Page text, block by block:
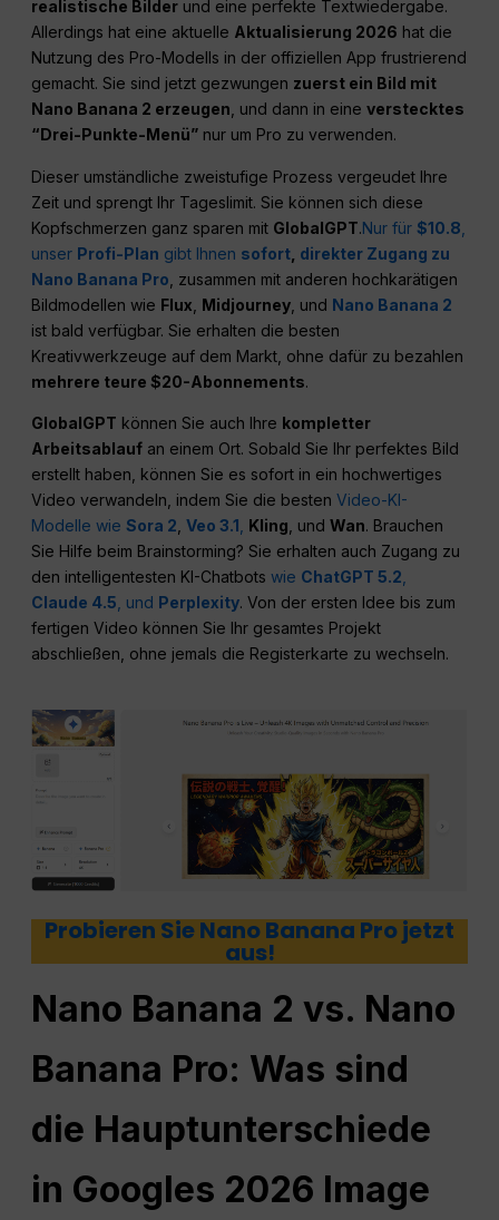
realistische Bilder und eine perfekte Textwiedergabe.
Allerdings hat eine aktuelle Aktualisierung 2026 hat die
Nutzung des Pro-Modells in der offiziellen App frustrierend
gemacht. Sie sind jetzt gezwungen zuerst ein Bild mit
Nano Banana 2 erzeugen , und dann in eineverstecktes
“Drei-Punkte-Menü” nur um Pro zu verwenden.
Dieser umständliche zweistufige Prozess vergeudet Ihre
Zeit und sprengt Ihr Tageslimit. Sie können sich diese
Kopfschmerzen ganz sparen mit GlobalGPT.Nur für$10.8
unser Profi-Plan gibt Ihnen sofort direkter Zugang zu
Nano Banana Pro , zusammen mit anderen hochkarätigen
Bildmodellen wie Flux Midjourney , und Nano Banana 2
ist bald verfügbar. Sie erhalten die besten
Kreativwerkzeuge auf dem Markt, ohne dafür zu bezahlen
mehrere teure $20-Abonnements.
GlobalGPT können Sie auch Ihre kompletter
Arbeitsablauf an einem Ort. Sobald Sie Ihr perfektes Bild
erstellt haben, können Sie es sofort in ein hochwertiges
Video verwandeln, indem Sie die bestenVideo-KI-
Modelle wieSora 2 ,Veo 3.1 Kling , undWan. Brauchen
Sie Hilfe beim Brainstorming? Sie erhalten auch Zugang zu
den intelligentesten KI-Chatbotswie ChatGPT 5.2
Claude 4.5 und Perplexity. Von der ersten Idee bis zum
fertigen Video können Sie Ihr gesamtes Projekt
abschließen, ohne jemals die Registerkarte zu wechseln.
Probieren Sie Nano Banana Pro jetzt
aus!
Nano Banana 2 vs. Nano
Banana Pro: Was sind
die Hauptunterschiede
in Googles 2026 Image